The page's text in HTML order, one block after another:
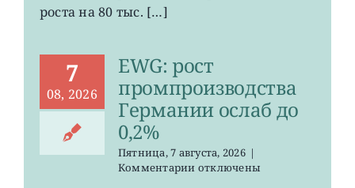
роста на 80 тыс. […]
7
08, 2026
EWG: рост
промпроизводства
Германии ослаб до
0,2%
Пятница, 7 августа, 2026 |
Комментариикотключены